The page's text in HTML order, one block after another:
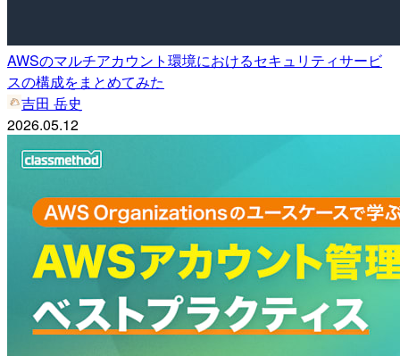
AWSのマルチアカウント環境におけるセキュリティサービ
スの構成をまとめてみた
吉田 岳史
2026.05.12